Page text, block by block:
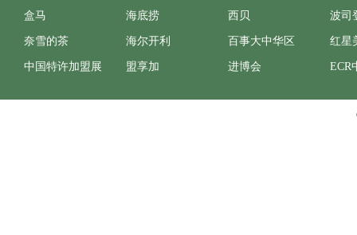
盒马 海底捞 西贝 波司
奈雪的茶 海尔开利 百事大中华区 红星
中国特许加盟展 盟享加 进博会 ECR